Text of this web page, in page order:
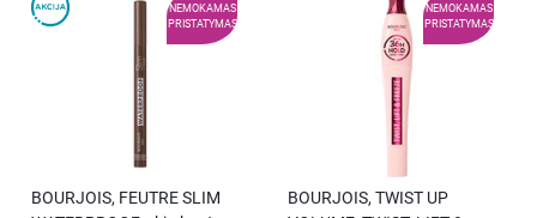
NEMOKAMAS
PRISTATYMAS
BOURJOIS, FEUTRE SLIM
NEMOKAMAS
PRISTATYMAS
BOURJOIS, TWIST UP